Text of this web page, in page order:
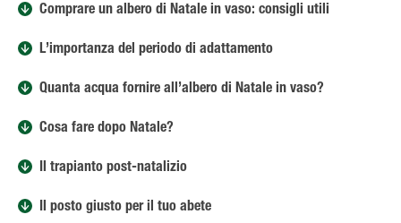
Comprare un albero di Natale in vaso: consigli utili
L’importanza del periodo di adattamento
Quanta acqua fornire all’albero di Natale in vaso?
Cosa fare dopo Natale?
Il trapianto post-natalizio
Il posto giusto per il tuo abete